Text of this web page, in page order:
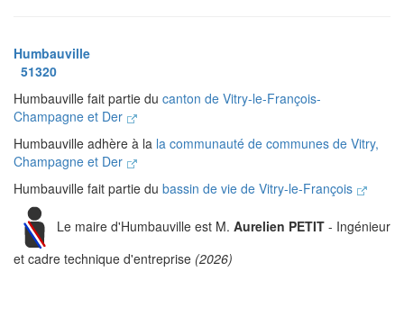
Humbauville
51320
Humbauville fait partie du canton de Vitry-le-François-
Champagne et Der
Humbauville adhère à la la communauté de communes de Vitry,
Champagne et Der
Humbauville fait partie du bassin de vie de Vitry-le-François
Le maire d'Humbauville est M. Aurelien PETIT - Ingénieur
et cadre technique d'entreprise (2026)